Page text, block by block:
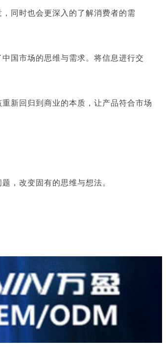
同时也会更深入的了解消费者的需
国市场的思维与需求。将信息进行交
新回归到商业的本质，让产品符合市场
，改变固有的思维与想法。